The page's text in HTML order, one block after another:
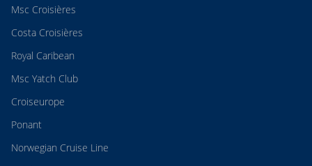
Msc Croisières
Costa Croisières
Royal Caribean
Msc Yatch Club
Croiseurope
Ponant
Norwegian Cruise Line